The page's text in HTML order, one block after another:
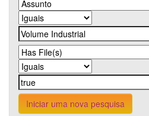
Iniciar uma nova pesquisa